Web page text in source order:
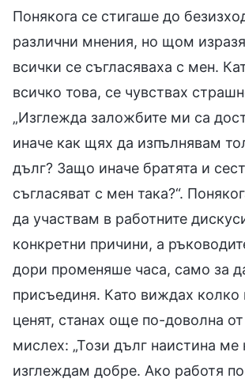
Понякога се стигаше до
различни мнения, но щом
всички се съгласяваха с мен.
всичко това, се чувствах
„Изглежда заложбите ми са
иначе как щях да изпълнявам
дълг? Защо иначе братята и
съгласяват с мен така?“.
да участвам в работните
конкретни причини, а
дори променяше часа, само за
присъединя. Като виждах
ценят, станах още по-доволна
мислех: „Този дълг наистина ме
изглеждам добре. Ако работя